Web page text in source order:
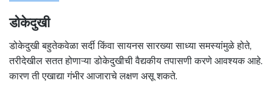
डोकेदुखी
डोकेदुखी बहुतेकवेळा सर्दी किंवा सायनस सारख्या साध्या समस्यांमुळे होते,
तरीदेखील सतत होणाऱ्या डोकेदुखीची वैद्यकीय तपासणी करणे आवश्यक आहे.
कारण ती एखाद्या गंभीर आजाराचे लक्षण असू शकते.